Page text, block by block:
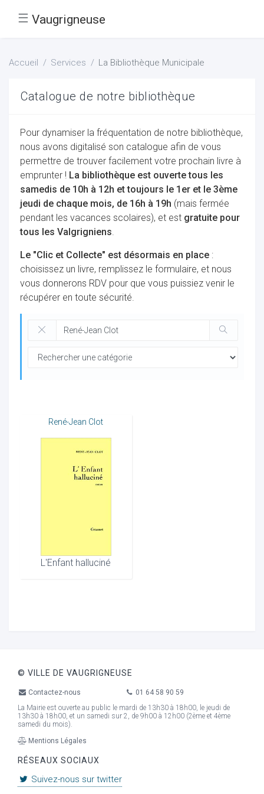
☰ Vaugrigneuse
Accueil Services La Bibliothèque Municipale
Catalogue de notre bibliothèque
Pour dynamiser la fréquentation de notre bibliothèque,
nous avons digitalisé son catalogue afin de vous
permettre de trouver facilement votre prochain livre à
emprunter ! La bibliothèque est ouverte tous les
samedis de 10h à 12h et toujours le 1er et le 3ème
jeudi de chaque mois, de 16h à 19h (mais fermée
pendant les vacances scolaires), et est gratuite pour
tous les Valgrigniens
Le "Clic et Collecte" est désormais en place:
choisissez un livre, remplissez le formulaire, et nous
vous donnerons RDV pour que vous puissiez venir le
récupérer en toute sécurité.
René-Jean Clot
L'Enfant halluciné
© VILLE DE VAUGRIGNEUSE
Contactez-nous
01 64 58 90 59
La Mairie est ouverte au public le mardi de 13h30 à 18h00, le jeudi de
13h30 à 18h00, et un samedi sur 2, de 9h00 à 12h00 (2ème et 4ème
samedi du mois).
Mentions Légales
RÉSEAUX SOCIAUX
Suivez-nous sur twitter